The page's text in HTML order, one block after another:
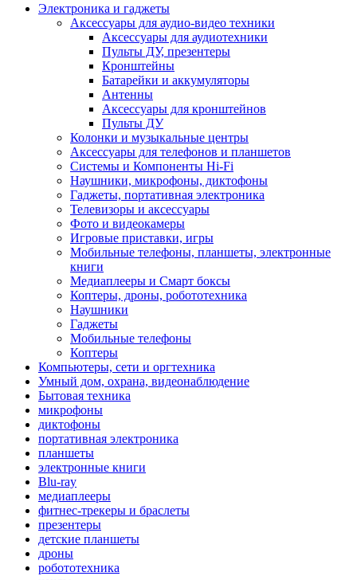
Электроника и гаджеты
Аксессуары для аудио-видео техники
Аксессуары для аудиотехники
Пульты ДУ, презентеры
Кронштейны
Батарейки и аккумуляторы
Антенны
Аксессуары для кронштейнов
Пульты ДУ
Колонки и музыкальные центры
Аксессуары для телефонов и планшетов
Системы и Компоненты Hi-Fi
Наушники, микрофоны, диктофоны
Гаджеты, портативная электроника
Телевизоры и аксессуары
Фото и видеокамеры
Игровые приставки, игры
Мобильные телефоны, планшеты, электронные
книги
Медиаплееры и Смарт боксы
Коптеры, дроны, робототехника
Наушники
Гаджеты
Мобильные телефоны
Коптеры
Компьютеры, сети и оргтехника
Умный дом, охрана, видеонаблюдение
Бытовая техника
микрофоны
диктофоны
портативная электроника
планшеты
электронные книги
Blu-ray
медиаплееры
фитнес-трекеры и браслеты
презентеры
детские планшеты
дроны
робототехника